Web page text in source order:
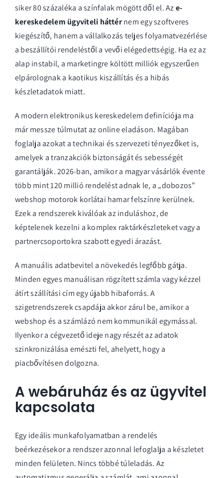
siker 80 százaléka a színfalak mögött dől el. Aze-
kereskedelem ügyviteli háttérnem egy szoftveres
kiegészítő, hanem a vállalkozás teljes folyamatvezérlése
a beszállítói rendeléstől a vevői elégedettségig. Ha ez az
alap instabil, a marketingre költött milliók egyszerűen
elpárolognak a kaotikus kiszállítás és a hibás
készletadatok miatt.
A modernelektronikus kereskedelemdefiníciója ma
már messze túlmutat az online eladáson. Magában
foglalja azokat a technikai és szervezeti tényezőket is,
amelyek a tranzakciók biztonságát és sebességét
garantálják. 2026-ban, amikor a magyar vásárlók évente
több mint 120 millió rendelést adnak le, a „dobozos”
webshop motorok korlátai hamar felszínre kerülnek.
Ezek a rendszerek kiválóak az induláshoz, de
képtelenek kezelni a komplex raktárkészleteket vagy a
partnercsoportokra szabott egyedi árazást.
A manuális adatbevitel a növekedés legfőbb gátja.
Minden egyes manuálisan rögzített számla vagy kézzel
átírt szállítási cím egy újabb hibaforrás. A
szigetrendszerek csapdája akkor zárul be, amikor a
webshop és a számlázó nem kommunikál egymással.
Ilyenkor a cégvezető ideje nagy részét az adatok
szinkronizálása emészti fel, ahelyett, hogy a
piacbővítésen dolgozna.
A webáruház és az ügyvitel
kapcsolata
Egy ideális munkafolyamatban a rendelés
beérkezésekor a rendszer azonnal lefoglalja a készletet
minden felületen. Nincs többé túleladás. Az